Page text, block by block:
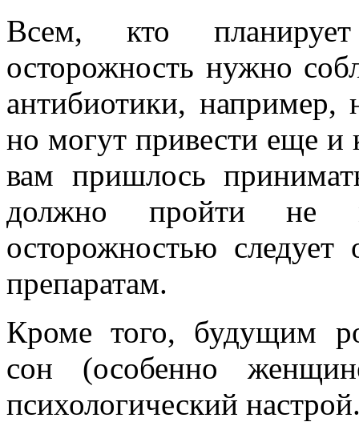
Всем, кто
осторожность нужно
антибиотики, например,
но могут привести еще и
вам пришлось
должно пройти не
осторожностью
препаратам.
Кроме того, будущим
сон (особенно
психологический